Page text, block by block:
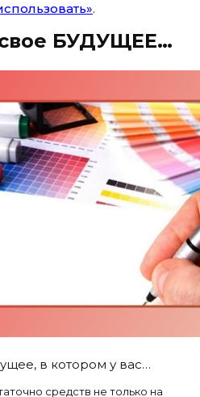
.
БУДУЩЕЕ…
в котором у вас…
средств не только на